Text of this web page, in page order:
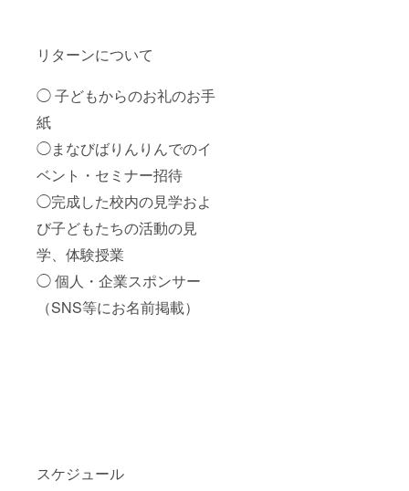
リターンについて
◯ 子どもからのお礼のお手
紙
◯まなびばりんりんでのイ
ベント・セミナー招待
◯完成した校内の見学およ
び子どもたちの活動の見
学、体験授業
◯ 個人・企業スポンサー
（SNS等にお名前掲載）
スケジュール